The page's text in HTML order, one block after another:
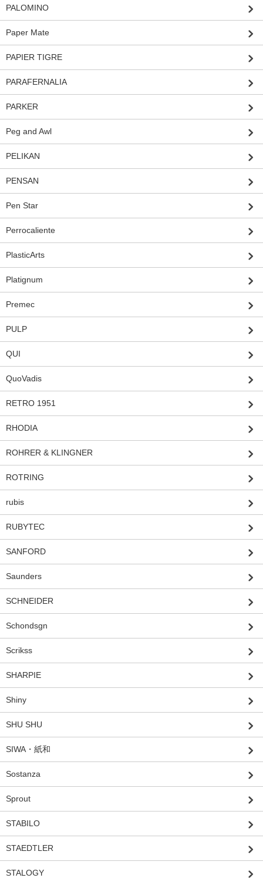
PALOMINO
Paper Mate
PAPIER TIGRE
PARAFERNALIA
PARKER
Peg and Awl
PELIKAN
PENSAN
Pen Star
Perrocaliente
PlasticArts
Platignum
Premec
PULP
QUI
QuoVadis
RETRO 1951
RHODIA
ROHRER & KLINGNER
ROTRING
rubis
RUBYTEC
SANFORD
Saunders
SCHNEIDER
Schondsgn
Scrikss
SHARPIE
Shiny
SHU SHU
SIWA・紙和
Sostanza
Sprout
STABILO
STAEDTLER
STALOGY